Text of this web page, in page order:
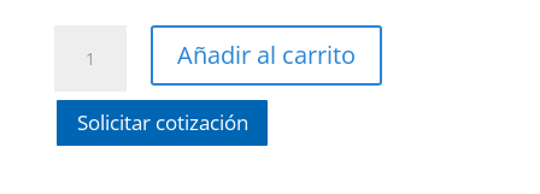
Alassio
cantidad
Añadir al carrito
Solicitar cotización